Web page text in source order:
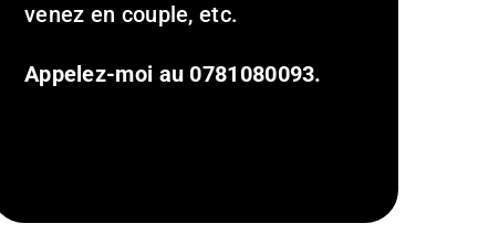
venez en couple, etc.
Appelez-moi au 0781080093.